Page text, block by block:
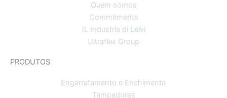
Quem somos
Commitments
IL Industria di Leivi
Ultraflex Group
PRODUTOS
Engarrafamento e Enchimento
Tampadoras